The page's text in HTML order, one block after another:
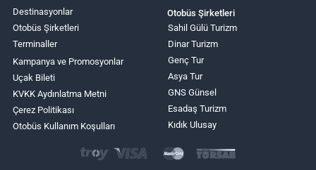
Destinasyonlar
Otobüs Şirketleri
Terminaller
Kampanya ve Promosyonlar
Uçak Bileti
KVKK Aydınlatma Metni
Çerez Politikası
Otobüs Kullanım Koşulları
Otobüs Şirketleri
Sahil Gülü Turizm
Dinar Turizm
Genç Tur
Asya Tur
GNS Günsel
Esadaş Turizm
Kıdık Ulusay